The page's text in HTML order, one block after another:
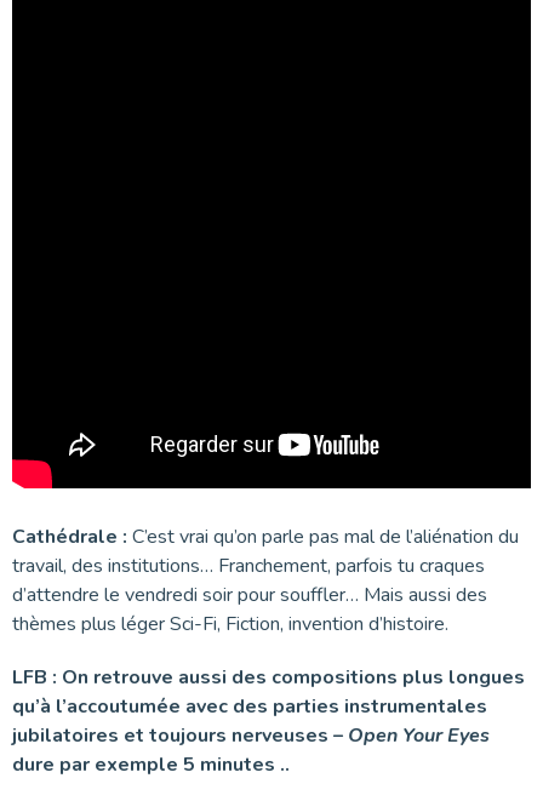
Cathédrale : C’est vrai qu’on parle pas mal de l’aliénation du
travail, des institutions… Franchement, parfois tu craques
d’attendre le vendredi soir pour souffler… Mais aussi des
thèmes plus léger Sci-Fi, Fiction, invention d’histoire.
LFB : On retrouve aussi des compositions plus longues
qu’à l’accoutumée avec des parties instrumentales
jubilatoires et toujours nerveuses – Open Your Eyes
dure par exemple 5 minutes ..